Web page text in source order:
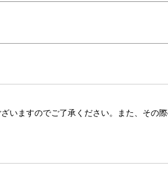
ますのでご了承ください。また、その